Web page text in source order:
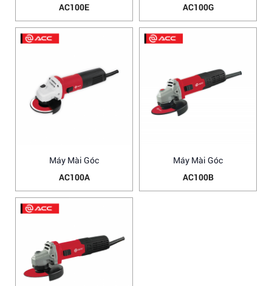
AC100E
AC100G
Máy Mài Góc
AC100A
Máy Mài Góc
AC100B